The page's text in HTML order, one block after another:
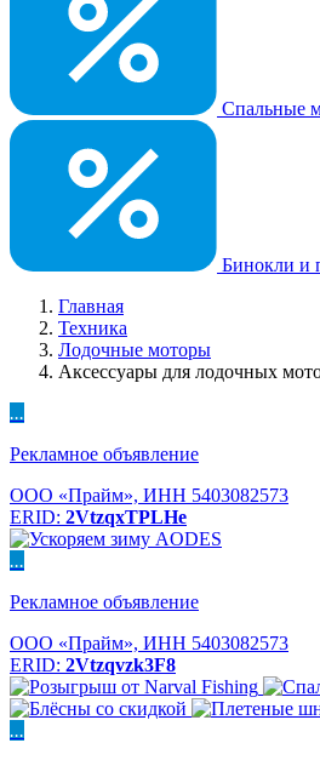
Спальные
Бинокли и
Главная
Техника
Лодочные моторы
Аксессуары для лодочных
...
Рекламное объявление
ООО «Прайм», ИНН 5403082573
ERID: 2VtzqxTPLHe
...
Рекламное объявление
ООО «Прайм», ИНН 5403082573
ERID: 2Vtzqvzk3F8
...